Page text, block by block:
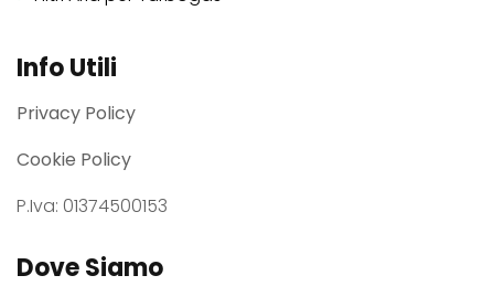
Info Utili
Privacy Policy
Cookie Policy
P.Iva: 01374500153
Dove Siamo